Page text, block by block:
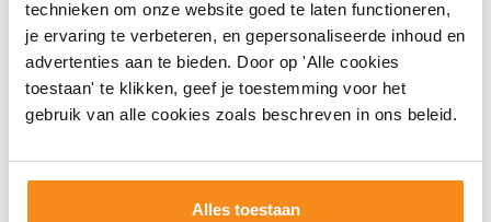
technieken om onze website goed te laten functioneren,
je ervaring te verbeteren, en gepersonaliseerde inhoud en
advertenties aan te bieden. Door op 'Alle cookies
toestaan' te klikken, geef je toestemming voor het
gebruik van alle cookies zoals beschreven in ons beleid.
Alles toestaan